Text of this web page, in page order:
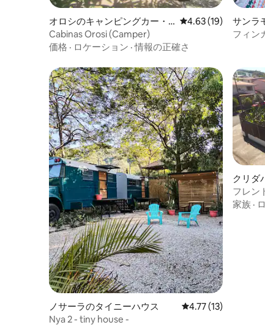
オロシのキャンピングカー・R
V
レビュー19件、5つ
4.63 (19)
Cabinas Orosi (Camper)
価格 · ロケーション ·情報の正確さ
サンラ
フィン
ノサーラのタイニーハウス レビュー13件、5つ
4.77 (13)
Nya 2 - tiny house -
クリダ
カー・
フレン
ー、en
家族 ·